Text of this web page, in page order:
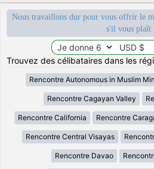
Nous travaillons dur pour vous offrir le
s'il vous plaît
Trouvez des célibataires dans les
Rencontre Autonomous in Muslim
Rencontre Cagayan Valley
Rencontre California Rencontre
Rencontre Central Visayas
Rencontre Davao